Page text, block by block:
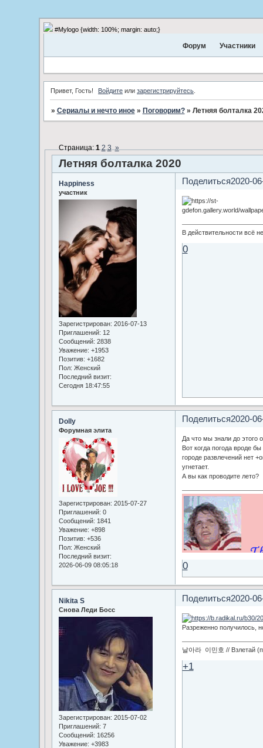
#Mylogo {width: 100%; margin: auto;}
Форум Участники
Привет, Гость! Войдите или зарегистрируйтесь
» Сериалы и нечто иное » Поговорим? » Летняя болталка
Летняя болталка 2020
Страница:1 2 3 »
Поделиться2020-
Happiness
участник
Зарегистрирован: 2016-07-13
Приглашений: 12
Сообщений: 2838
Уважение: +1953
Позитив: +1682
Пол: Женский
Последний визит:
Сегодня 18:47:55
В действительности всё
0
Поделиться2020-
Dolly
Форумная элита
Зарегистрирован: 2015-07-27
Приглашений: 0
Сообщений: 1841
Уважение: +898
Позитив: +536
Пол: Женский
Последний визит:
2026-06-09 08:05:18
Да что мы знали до этого
Вот когда погода вроде
городе развлечений нет
угнетает.
А вы как проводите лето?
0
Поделиться2020-
Nikita S
Снова Леди Босс
Зарегистрирован: 2015-07-02
Приглашений: 7
Сообщений: 16256
Уважение: +3983
Разреженно получилось,
날아라 이민호 // Взлетай
+1